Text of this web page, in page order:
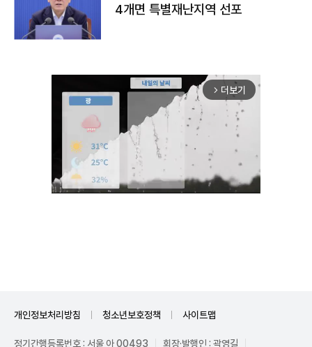
4개면 특별재난지역 선포
arrow_forward_ios 더보기
개인정보처리방침 청소년보호정책 사이트맵
정기간행등록번호 : 서울 아 00493 회장·발행인 : 곽영길